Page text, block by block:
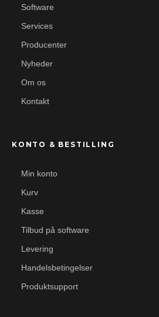
Software
Services
Producenter
Nyheder
Om os
Kontakt
KONTO & BESTILLING
Min konto
Kurv
Kasse
Tilbud på software
Levering
Handelsbetingelser
Produktsupport